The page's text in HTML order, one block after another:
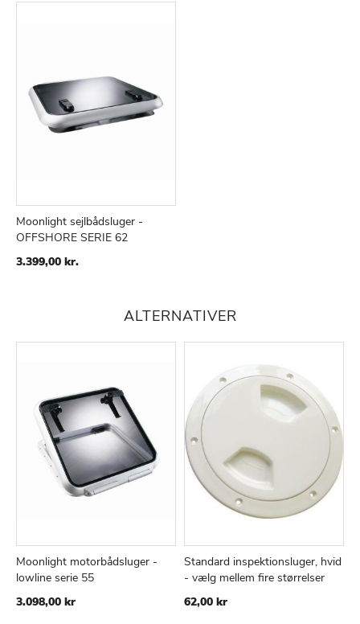
TILFØJ
TIL
ØNSKE
SAMMENLIGN
Moonlight sejlbådsluger -
OFFSHORE SERIE 62
3.399,00 kr.
ALTERNATIVER
Læg i kurv
TILFØJSAMMENLIGN
Moonlight motorbådsluger -
lowline serie 55
3.098,00 kr
Læg i kurv
TILFØJ
Standard inspektionsluger, hvid
- vælg mellem fire størrelser
62,00 kr